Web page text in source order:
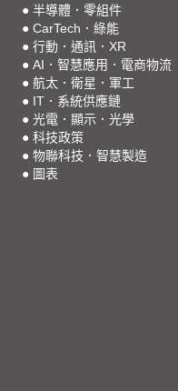
● 半導體．零組件
● CarTech．綠能
● 行動．通訊．XR
● AI．智慧應用．電商物流
● 航太．衛星．軍工
● IT．系統供應鏈
● 光電．顯示．光學
● 科技政策
● 物聯科技．智慧製造
● 圖表